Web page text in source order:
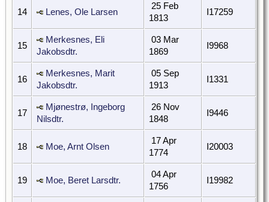
14 Lenes, Ole Larsen
25 Feb
1813
I17259
15
Merkesnes, Eli
Jakobsdtr.
03 Mar
1869
I9968
16
Merkesnes, Marit
Jakobsdtr.
05 Sep
1913
I1331
17
Mjønestrø, Ingeborg
Nilsdtr.
26 Nov
1848
I9446
18 Moe, Arnt Olsen
17 Apr
1774
I20003
19 Moe, Beret Larsdtr.
04 Apr
1756
I19982